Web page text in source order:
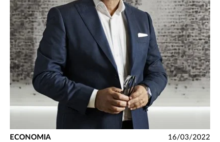
ECONOMIA 16/03/2022